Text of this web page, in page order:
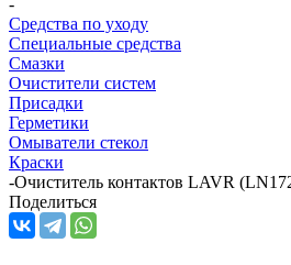
Средства по уходу
Специальные средства
Смазки
Очистители систем
Присадки
Герметики
Омыватели стекол
Краски
-Очиститель контактов LAVR
Поделиться